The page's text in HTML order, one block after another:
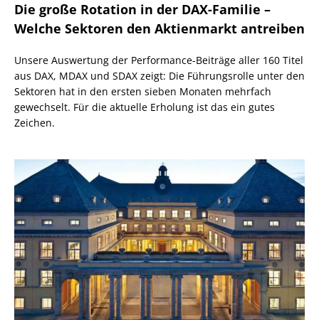
Die große Rotation in der DAX-Familie –
Welche Sektoren den Aktienmarkt antreiben
Unsere Auswertung der Performance-Beiträge aller 160 Titel
aus DAX, MDAX und SDAX zeigt: Die Führungsrolle unter den
Sektoren hat in den ersten sieben Monaten mehrfach
gewechselt. Für die aktuelle Erholung ist das ein gutes
Zeichen.